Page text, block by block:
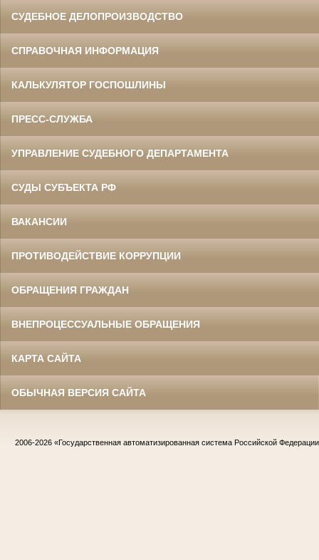
СУДЕБНОЕ ДЕЛОПРОИЗВОДСТВО
СПРАВОЧНАЯ ИНФОРМАЦИЯ
КАЛЬКУЛЯТОР ГОСПОШЛИНЫ
ПРЕСС-СЛУЖБА
УПРАВЛЕНИЕ СУДЕБНОГО ДЕПАРТАМЕНТА
СУДЫ СУБЪЕКТА РФ
ВАКАНСИИ
ПРОТИВОДЕЙСТВИЕ КОРРУПЦИИ
ОБРАЩЕНИЯ ГРАЖДАН
ВНЕПРОЦЕССУАЛЬНЫЕ ОБРАЩЕНИЯ
КАРТА САЙТА
ОБЫЧНАЯ ВЕРСИЯ САЙТА
2006-2026 «Государственная автоматизированная система Российской